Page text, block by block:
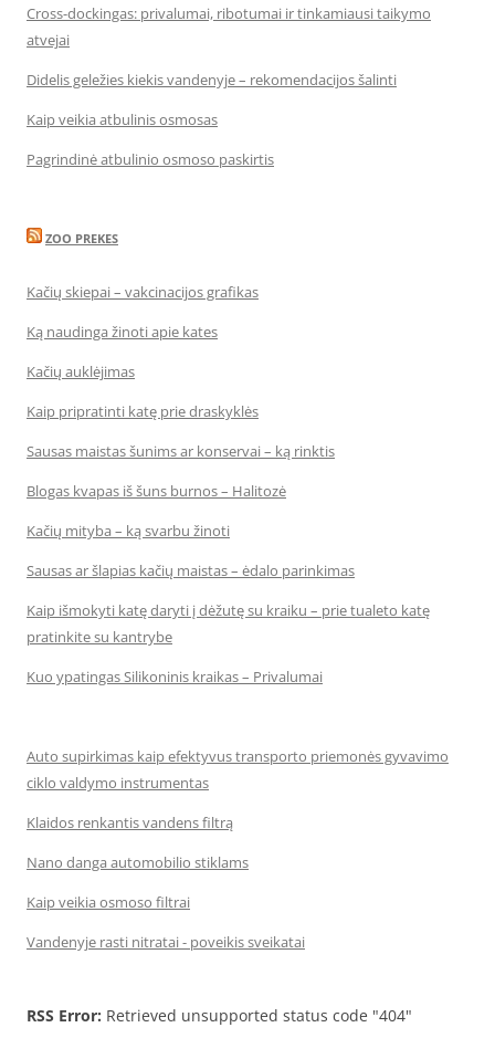
Cross-dockingas: privalumai, ribotumai ir tinkamiausi taikymo
atvejai
Didelis geležies kiekis vandenyje – rekomendacijos šalinti
Kaip veikia atbulinis osmosas
Pagrindinė atbulinio osmoso paskirtis
ZOO PREKES
Kačių skiepai – vakcinacijos grafikas
Ką naudinga žinoti apie kates
Kačių auklėjimas
Kaip pripratinti katę prie draskyklės
Sausas maistas šunims ar konservai – ką rinktis
Blogas kvapas iš šuns burnos – Halitozė
Kačių mityba – ką svarbu žinoti
Sausas ar šlapias kačių maistas – ėdalo parinkimas
Kaip išmokyti katę daryti į dėžutę su kraiku – prie tualeto katę
pratinkite su kantrybe
Kuo ypatingas Silikoninis kraikas – Privalumai
Auto supirkimas kaip efektyvus transporto priemonės gyvavimo
ciklo valdymo instrumentas
Klaidos renkantis vandens filtrą
Nano danga automobilio stiklams
Kaip veikia osmoso filtrai
Vandenyje rasti nitratai - poveikis sveikatai
RSS Error: Retrieved unsupported status code "404"